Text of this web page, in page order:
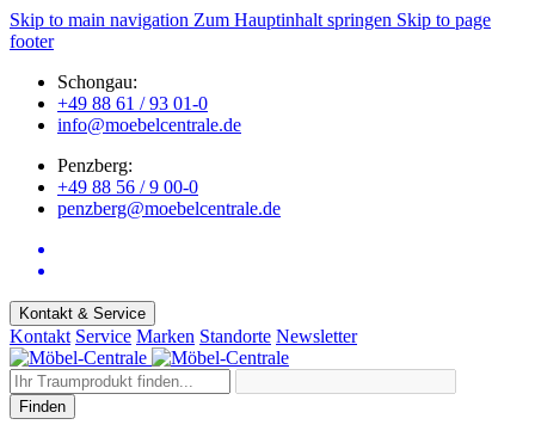
Skip to main navigation Zum Hauptinhalt springen Skip to page
footer
Schongau:
+49 88 61 / 93 01-0
info@moebelcentrale.de
Penzberg:
+49 88 56 / 9 00-0
penzberg@moebelcentrale.de
Kontakt & Service
Kontakt Service Marken Standorte Newsletter
Finden